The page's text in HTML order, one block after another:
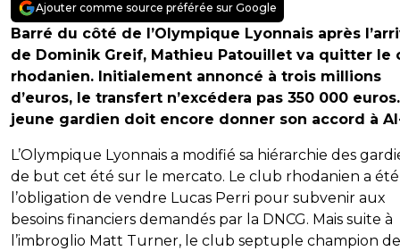
Ajouter comme source préférée sur Google
Barré du côté de l’Olympique Lyonnais après
de Dominik Greif, Mathieu Patouillet va quitter le
rhodanien. Initialement annoncé à trois millions
d’euros, le transfert n’excédera pas 350 000
jeune gardien doit encore donner son accord à
L’Olympique Lyonnais a modifié sa hiérarchie des
de but cet été sur le mercato. Le club rhodanien a
l’obligation de vendre Lucas Perri pour subvenir aux
besoins financiers demandés par la DNCG. Mais suite à
l’imbroglio Matt Turner, le club septuple champion de